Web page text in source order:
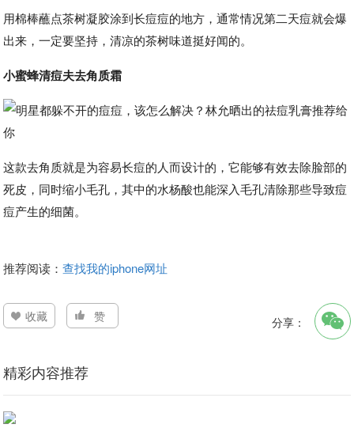
用棉棒蘸点茶树凝胶涂到长痘痘的地方，通常情况第二天痘就会爆
出来，一定要坚持，清凉的茶树味道挺好闻的。
小蜜蜂清痘夫去角质霜
这款去角质就是为容易长痘的人而设计的，它能够有效去除脸部的
死皮，同时缩小毛孔，其中的水杨酸也能深入毛孔清除那些导致痘
痘产生的细菌。
推荐阅读：查找我的iphone网址
收藏 赞 分享：
精彩内容推荐